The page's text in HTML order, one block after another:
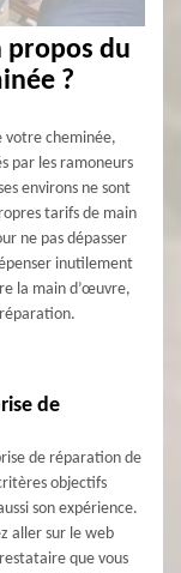
propos du
?
votre cheminée,
par les ramoneurs
environs ne sont
tarifs de main
ne pas dépasser
inutilement
la main d’œuvre,
de
de réparation de
objectifs
son expérience.
aller sur le web
que vous